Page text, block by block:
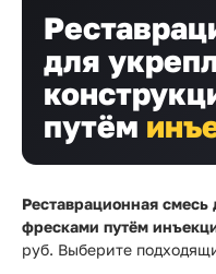
Доставка
Оплата
Каталог
товаров
Прайс-
лист
для
путём
Реставрационная смесь
фресками путём
руб. Выберите